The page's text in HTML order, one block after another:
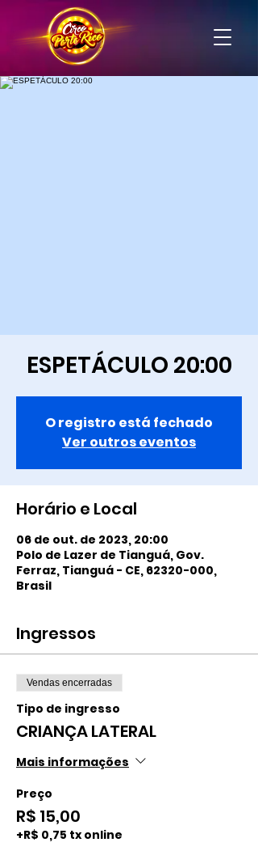
ESPETÁCULO 20:00
O registro está fechado
Ver outros eventos
Horário e Local
06 de out. de 2023, 20:00
Polo de Lazer de Tianguá, Gov.
Ferraz, Tianguá - CE, 62320-000,
Brasil
Ingressos
Vendas encerradas
Tipo de ingresso
CRIANÇA LATERAL
Mais informações
Preço
R$ 15,00
+R$ 0,75 tx online